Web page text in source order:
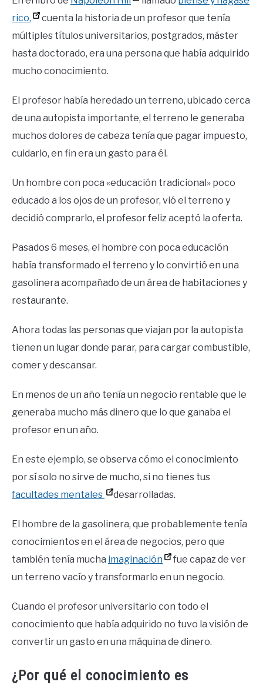
rico,
cuenta la historia de un profesor que tenía
múltiples títulos universitarios, postgrados, máster
hasta doctorado, era una persona que había adquirido
mucho conocimiento.
El profesor había heredado un terreno, ubicado cerca
de una autopista importante, el terreno le generaba
muchos dolores de cabeza tenía que pagar impuesto,
cuidarlo, en fin era un gasto para él.
Un hombre con poca «educación tradicional» poco
educado a los ojos de un profesor, vió el terreno y
decidió comprarlo, el profesor feliz aceptó la oferta.
Pasados 6 meses, el hombre con poca educación
había transformado el terreno y lo convirtió en una
gasolinera acompañado de un área de habitaciones y
restaurante.
Ahora todas las personas que viajan por la autopista
tienen un lugar donde parar, para cargar combustible,
comer y descansar.
En menos de un año tenía un negocio rentable que le
generaba mucho más dinero que lo que ganaba el
profesor en un año.
En este ejemplo, se observa cómo el conocimiento
por sí solo no sirve de mucho, si no tienes tus
facultades mentales
desarrolladas.
El hombre de la gasolinera, que probablemente tenía
conocimientos en el área de negocios, pero que
también tenía mucha imaginación
fue capaz de ver
un terreno vacío y transformarlo en un negocio.
Cuando el profesor universitario con todo el
conocimiento que había adquirido no tuvo la visión de
convertir un gasto en una máquina de dinero.
¿Por qué el conocimiento es